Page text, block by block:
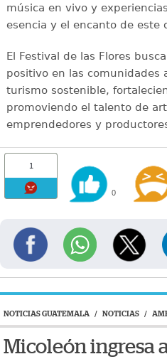
música en vivo y
esencia y el encanto de este
El Festival de las Flores
positivo en las comunidades
turismo sostenible,
promoviendo el talento de
emprendedores y
1
0
NOTICIAS GUATEMALA / NOTICIAS /
Micoleón ingresa